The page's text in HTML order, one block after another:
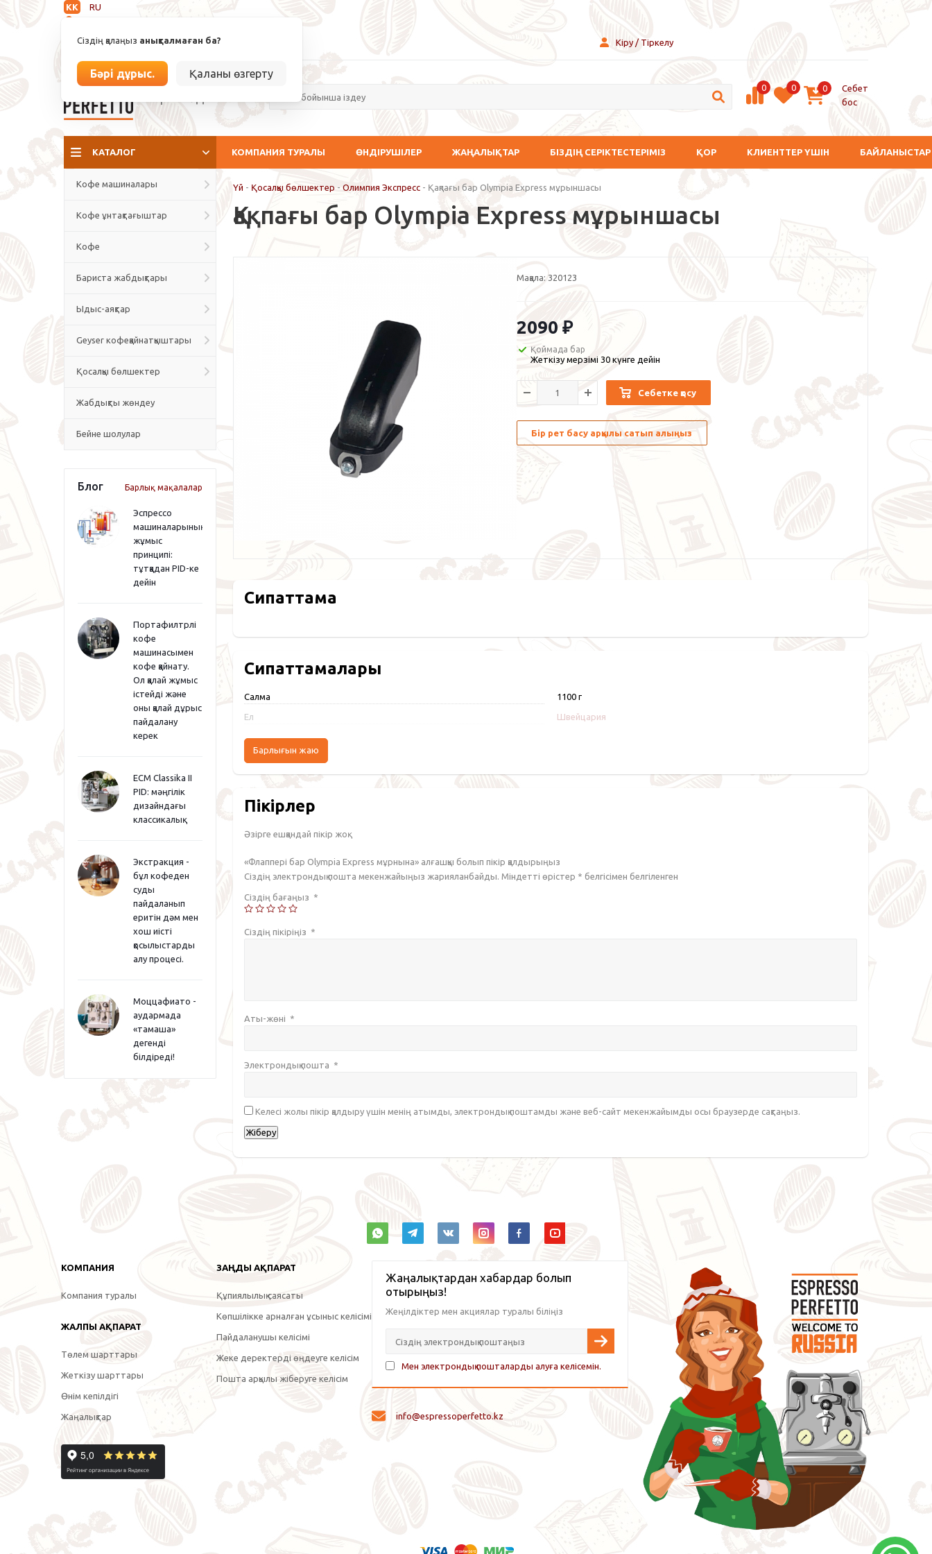
KK
RU
Сіздің қалаңыз анықталмаған ба?
Бәрі дұрыс. Қаланы өзгерту
info@espressoperfetto.kz Кіру / Тіркелу
0 0 0
Себет
бос
КАТАЛОГ КОМПАНИЯ ТУРАЛЫ ӨНДІРУШІЛЕР ЖАҢАЛЫҚТАР БІЗДІҢ СЕРІКТЕСТЕРІМІЗ ҚОР КЛИЕНТТЕР ҮШІН БАЙЛАНЫСТАР
Кофе машиналары
Кофе ұнтақтағыштар
Кофе
Бариста жабдықтары
Ыдыс-аяқтар
Geyser кофеқайнатқыштары
Қосалқы бөлшектер
Жабдықты жөндеу
Бейне шолулар
Блог Барлық мақалалар
Эспрессо
машиналарының
жұмыс
принципі:
тұтқадан PID-ке
дейін
Портафилтрлі
кофе
машинасымен
кофе қайнату.
Ол қалай жұмыс
істейді және
оны қалай дұрыс
пайдалану
керек
ECM Classika II
PID: мәңгілік
дизайндағы
классикалық
Экстракция -
бұл кофеден
суды
пайдаланып
еритін дәм мен
хош иісті
қосылыстарды
алу процесі.
Моццафиато -
аудармада
«тамаша»
дегенді
білдіреді!
Үй - Қосалқы бөлшектер - Олимпия Экспресс - Қақпағы бар Olympia Express мұрыншасы
Қақпағы бар Olympia Express мұрыншасы
Мақала: 320123
2090 ₽
Қоймада бар
Жеткізу мерзімі 30 күнге дейін
Себетке қосу
Бір рет басу арқылы сатып алыңыз
Сипаттама
Сипаттамалары
Салмақ 1100 г
Ел Швейцария
Барлығын жаю
Пікірлер
Әзірге ешқандай пікір жоқ.
«Флаппері бар Olympia Express мұрнына» алғашқы болып пікір қалдырыңыз
Сіздің электрондық пошта мекенжайыңыз жарияланбайды. Міндетті өрістер * белгісімен белгіленген
Сіздің бағаңыз *
Сіздің пікіріңіз *
Аты-жөні *
Электрондық пошта *
Келесі жолы пікір қалдыру үшін менің атымды, электрондық поштамды және веб-сайт мекенжайымды осы браузерде сақтаңыз.
КОМПАНИЯ
Компания туралы
ЖАЛПЫ АҚПАРАТ
Төлем шарттары
Жеткізу шарттары
Өнім кепілдігі
Жаңалықтар
ЗАҢДЫ АҚПАРАТ
Құпиялылық саясаты
Көпшілікке арналған ұсыныс келісімі
Пайдаланушы келісімі
Жеке деректерді өңдеуге келісім
Пошта арқылы жіберуге келісім
Жаңалықтардан хабардар болып
отырыңыз!
Жеңілдіктер мен акциялар туралы біліңіз
Мен электрондық пошталарды алуға келісемін.
info@espressoperfetto.kz